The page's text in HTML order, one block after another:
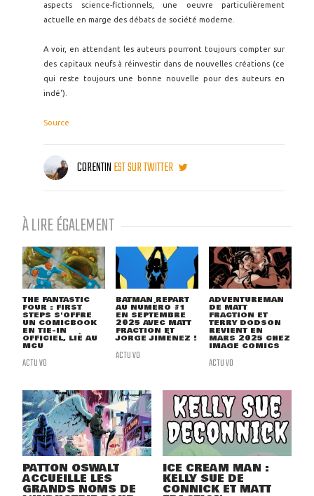
aspects science-fictionnels, une oeuvre particulièrement
actuelle en marge des débats de société moderne.
A voir, en attendant les auteurs pourront toujours compter sur
des capitaux neufs à réinvestir dans de nouvelles créations (ce
qui reste toujours une bonne nouvelle pour des auteurs en
indé').
Source
CORENTINEST SUR TWITTER
À LIRE ÉGALEMENT
THE FANTASTIC
FOUR : FIRST
STEPS S'OFFRE
UN COMICBOOK
EN TIE-IN
OFFICIEL, LIÉ AU
MCU
ACTU VO
BATMAN REPART
AU NUMÉRO #1
EN SEPTEMBRE
2025 AVEC MATT
FRACTION ET
JORGE JIMÉNEZ !
ACTU VO
ADVENTUREMAN
DE MATT
FRACTION ET
TERRY DODSON
REVIENT EN
MARS 2025 CHEZ
IMAGE COMICS
ACTU VO
PATTON OSWALT
ACCUEILLE LES
GRANDS NOMS DE
ICE CREAM MAN :
KELLY SUE DE
CONNICK ET MATT